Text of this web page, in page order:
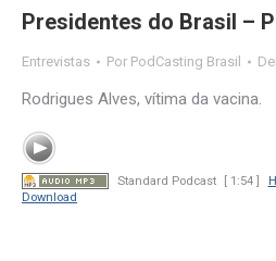
Presidentes do Brasil –
Entrevistas Por PodCasting Brasil
Rodrigues Alves, vítima da vacina.
Standard Podcast [ 1:54 ]
Download